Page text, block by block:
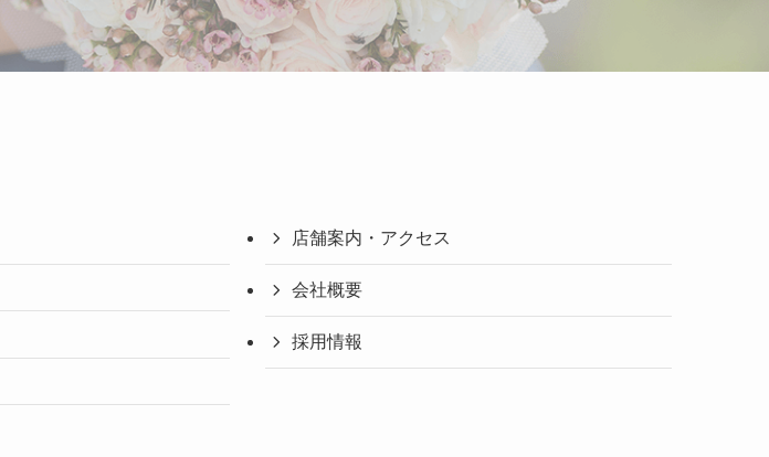
店舗案内・アクセス
会社概要
採用情報